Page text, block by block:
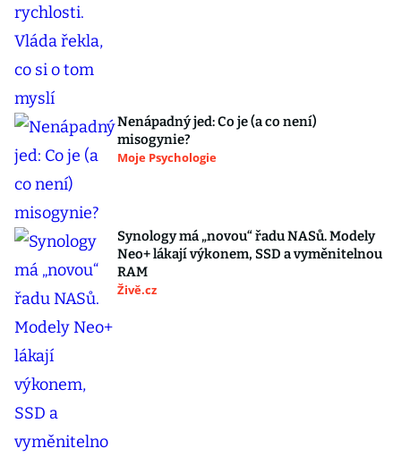
Nenápadný jed: Co je (a co není)
misogynie?
Moje Psychologie
Synology má „novou“ řadu NASů. Modely
Neo+ lákají výkonem, SSD a vyměnitelnou
RAM
Živě.cz